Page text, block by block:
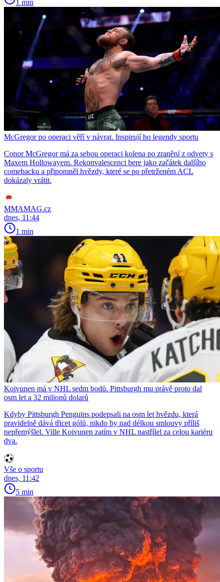
1 min
McGregor po operaci věří v návrat. Inspirují ho legendy sportu
Conor McGregor má za sebou operaci kolena po zranění z odvety s
Maxem Hollowayem. Rekonvalescenci bere jako začátek dalšího
comebacku a připomněl hvězdy, které se po přetrženém ACL
dokázaly vrátit.
MMAMAG.cz
dnes, 11:44
1 min
Koivunen má v NHL sedm bodů. Pittsburgh mu právě proto dal
osm let a 32 milionů dolarů
Kdyby Pittsburgh Penguins podepsali na osm let hvězdu, která
pravidelně dává třicet gólů, nikdo by nad délkou smlouvy příliš
nepřemýšlel. Ville Koivunen zatím v NHL nastřílel za celou kariéru
dva.
Vše o sportu
dnes, 11:42
5 min